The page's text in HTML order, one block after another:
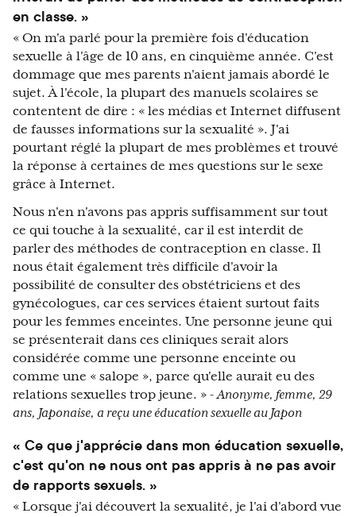
en classe. »
« On m'a parlé pour la première fois d'éducation
sexuelle à l'âge de 10 ans, en cinquième année. C'est
dommage que mes parents n'aient jamais abordé le
sujet. À l'école, la plupart des manuels scolaires se
contentent de dire : « les médias et Internet diffusent
de fausses informations sur la sexualité ». J'ai
pourtant réglé la plupart de mes problèmes et trouvé
la réponse à certaines de mes questions sur le sexe
grâce à Internet.
Nous n'en n'avons pas appris suffisamment sur tout
ce qui touche à la sexualité, car il est interdit de
parler des méthodes de contraception en classe. Il
nous était également très difficile d'avoir la
possibilité de consulter des obstétriciens et des
gynécologues, car ces services étaient surtout faits
pour les femmes enceintes. Une personne jeune qui
se présenterait dans ces cliniques serait alors
considérée comme une personne enceinte ou
comme une « salope », parce qu'elle aurait eu des
relations sexuelles trop jeune. » - Anonyme, femme, 29
ans, Japonaise, a reçu une éducation sexuelle au Japon
« Ce que j'apprécie dans mon éducation sexuelle,
c'est qu'on ne nous ont pas appris à ne pas avoir
de rapports sexuels. »
« Lorsque j'ai découvert la sexualité, je l'ai d'abord vue